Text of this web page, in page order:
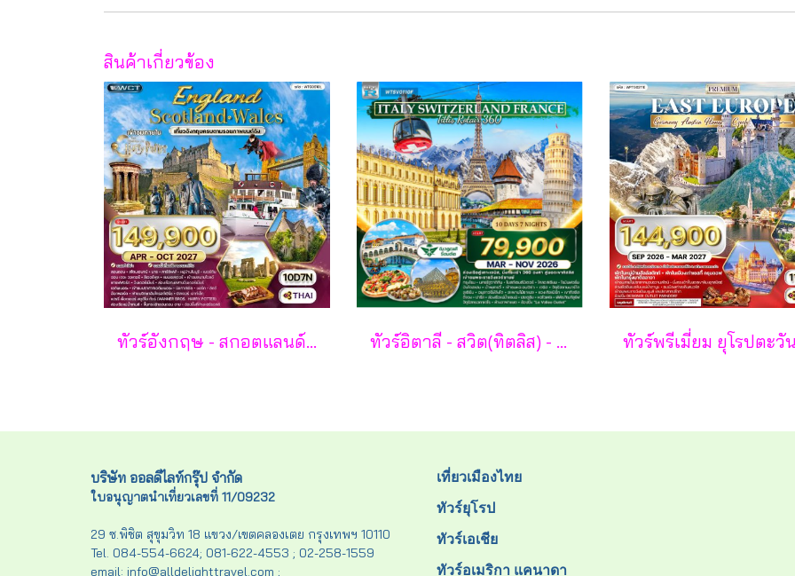
สินค้าเกี่ยวข้อง
ทัวร์อังกฤษ - สกอตแลนด์ - เวลส์ 10 วัน - TG ทัวร์อิตาลี - สวิต(ทิตลิส) - ฝรั่งเศส 10 วัน -SV
บริษัท ออลดีไลท์กรุ๊ป จำกัด
ใบอนุญาตนำเที่ยวเลขที่ 11/09232
29 ซ.พิชิต สุขุมวิท 18 แขวง/เขตคลองเตย กรุงเทพฯ 10110
Tel. 084-554-6624; 081-622-4553 ; 02-258-1559
email: info@alldelighttravel.com ;
เที่ยวเมืองไทย
ทัวร์ยุโรป
ทัวร์เอเชีย
ทัวร์อเมริกา แคนาดา